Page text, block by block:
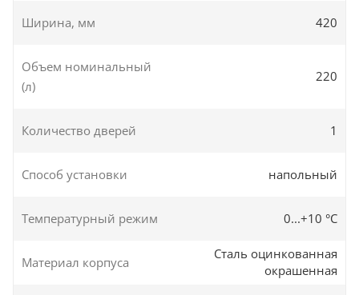
Ширина, мм 420
Объем номинальный
(л)
220
Количество дверей 1
Способ установки напольный
Температурный режим 0...+10 °C
Материал корпуса
Сталь оцинкованная
окрашенная